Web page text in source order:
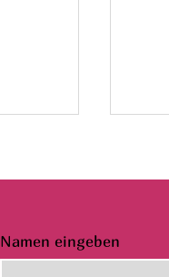
Namen eingeben